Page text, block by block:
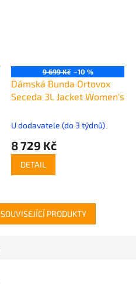
9 699 Kč –10 %
Dámská Bunda Ortovox
Seceda 3L Jacket Women's
U dodavatele (do 3 týdnů)
8 729 Kč
DETAIL
PRODUKTY